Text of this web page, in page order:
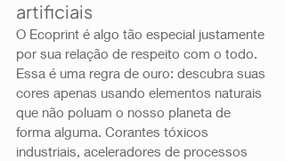
artificiais
O Ecoprint é algo tão especial justamente
por sua relação de respeito com o todo.
Essa é uma regra de ouro: descubra suas
cores apenas usando elementos naturais
que não poluam o nosso planeta de
forma alguma. Corantes tóxicos
industriais, aceleradores de processos